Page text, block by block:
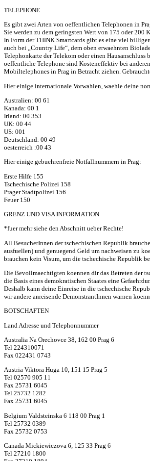
TELEPHONE
Es gibt zwei Arten von oeffentlichen Telephonen in
Sie werden zu dem geringsten Wert von 175 oder 200
In Form der THINK Smartcards gibt es eine viel
auch bei „Country Life“, dem oben erwaehnten
Telephonkarte der Telekom oder einen
oeffentliche Telephone sind Kosteneffektiv bei
Mobiltelephones in Prag in Betracht ziehen.
Hier einige internationale Vorwahlen, waehle deine
Australien: 00 61
Kanada: 00 1
Irland: 00 353
UK: 00 44
US: 001
Deutschland: 00 49
oesterreich :00 43
Hier einige gebuehrenfreie Notfallnummern in Prag:
Erste Hilfe 155
Tschechische Polizei 158
Prager Stadtpolizei 156
Feuer 150
GRENZ UND VISA INFORMATION
*fuer mehr siehe den Abschnitt ueber Rechte!
All BesucherInnen der tschechischen Republik
ausfuellen) und genuegend Geld um nachweisen zu
brauchen kein Visum, um die tschechische Republik
Die Bevollmaechtigten koennen dir das Betreten der
die Basis eines demokratischen Staates eine
Deshalb kann deine Einreise in die tschechische
wir andere anreisende DemonstrantInnen warnen
BOTSCHAFTEN
Land Adresse und Telephonnummer
Australia Na Orechovce 38, 162 00 Prag 6
Tel 224310071
Fax 022431 0743
Austria Viktora Huga 10, 151 15 Prag 5
Tel 02570 905 11
Fax 25731 6045
Tel 25732 1282
Fax 25731 6045
Belgium Valdsteinska 6 118 00 Prag 1
Tel 25732 0389
Fax 25732 0753
Canada Mickiewiczova 6, 125 33 Prag 6
Tel 27210 1800